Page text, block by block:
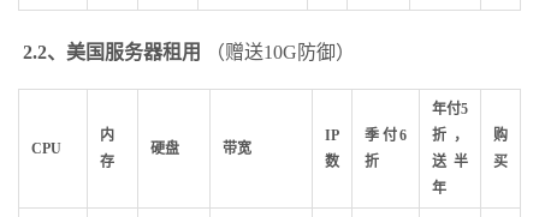
2.2、美国服务器租用 （赠送10G防御）
CPU
内
存
硬盘 带宽
IP
数
季付6
折
年付5
折，
送半
年
购
买